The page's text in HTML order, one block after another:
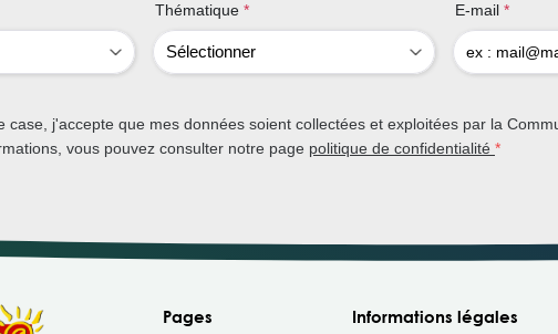
Thématique *
Sélectionner
E-mail *
ex :
case, j'accepte que mes données soient collectées et exploitées par la
vous pouvez consulter notre page politique de confidentialité *
Pages Informations légales